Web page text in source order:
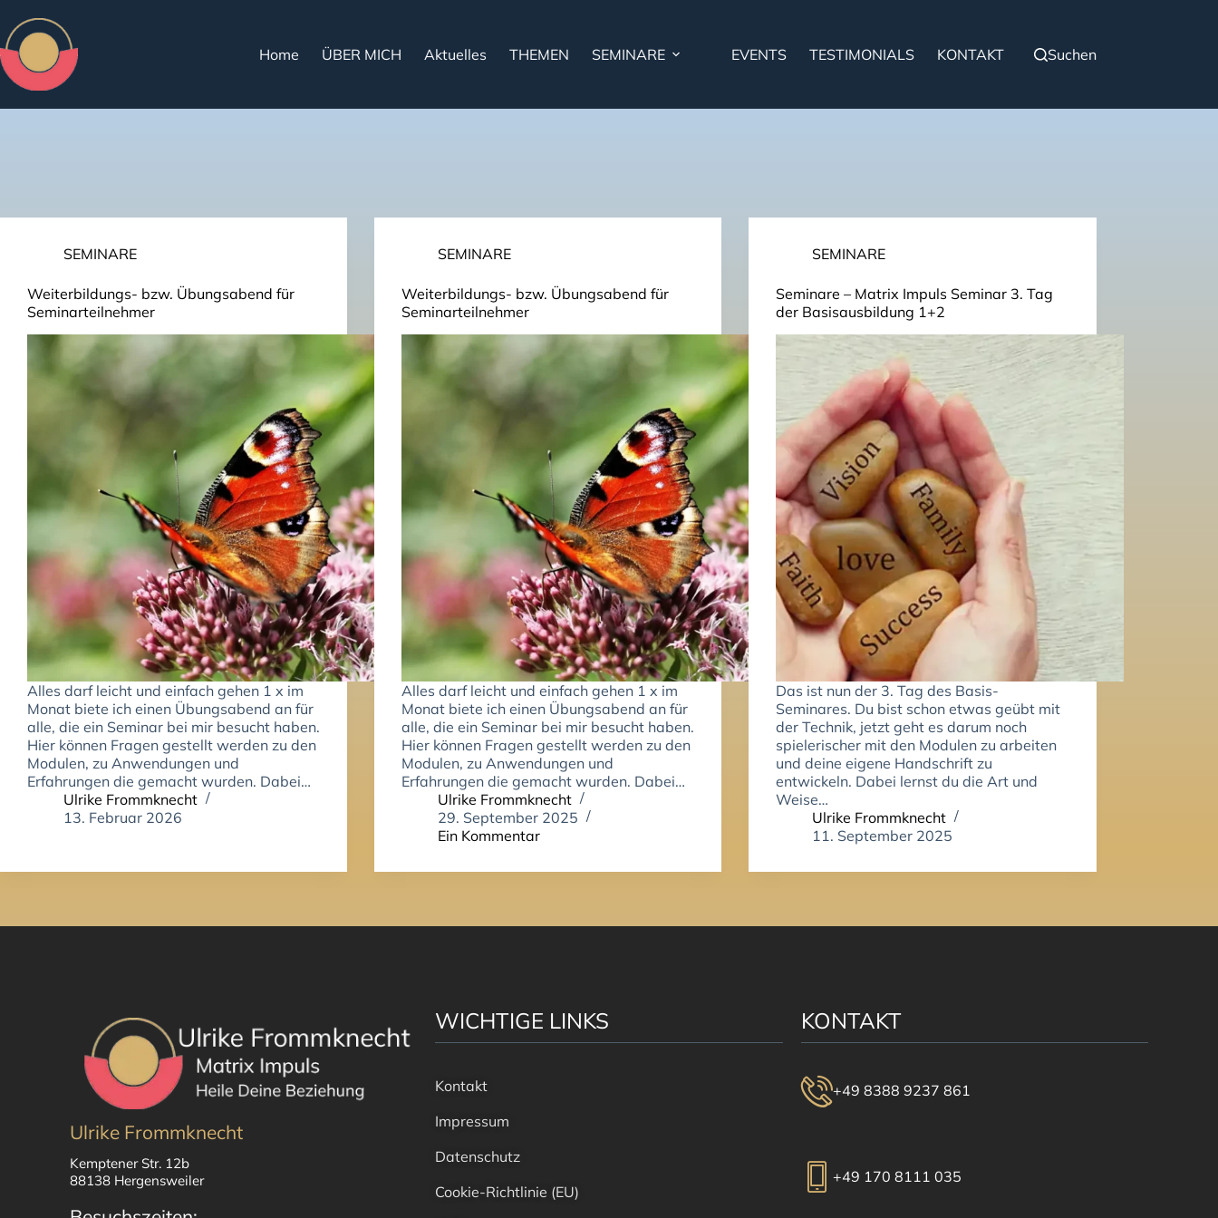
Home ÜBER MICH Aktuelles THEMEN SEMINARE EVENTS TESTIMONIALS KONTAKT Suchen
SEMINARE
Weiterbildungs- bzw. Übungsabend für
Seminarteilnehmer
Alles darf leicht und einfach gehen 1 x im
Monat biete ich einen Übungsabend an für
alle, die ein Seminar bei mir besucht haben.
Hier können Fragen gestellt werden zu den
Modulen, zu Anwendungen und
Erfahrungen die gemacht wurden. Dabei…
Ulrike Frommknecht
13. Februar 2026
SEMINARE
Weiterbildungs- bzw. Übungsabend für
Seminarteilnehmer
Alles darf leicht und einfach gehen 1 x im
Monat biete ich einen Übungsabend an für
alle, die ein Seminar bei mir besucht haben.
Hier können Fragen gestellt werden zu den
Modulen, zu Anwendungen und
Erfahrungen die gemacht wurden. Dabei…
Ulrike Frommknecht
29. September 2025
Ein Kommentar
SEMINARE
Seminare – Matrix Impuls Seminar 3. Tag
der Basisausbildung 1+2
Das ist nun der 3. Tag des Basis-
Seminares. Du bist schon etwas geübt mit
der Technik, jetzt geht es darum noch
spielerischer mit den Modulen zu arbeiten
und deine eigene Handschrift zu
entwickeln. Dabei lernst du die Art und
Weise…
Ulrike Frommknecht
11. September 2025
Ulrike Frommknecht
Kemptener Str. 12b
88138 Hergensweiler
WICHTIGE LINKS
Kontakt
Impressum
Datenschutz
Cookie-Richtlinie (EU)
KONTAKT
+49 8388 9237 861
+49 170 8111 035